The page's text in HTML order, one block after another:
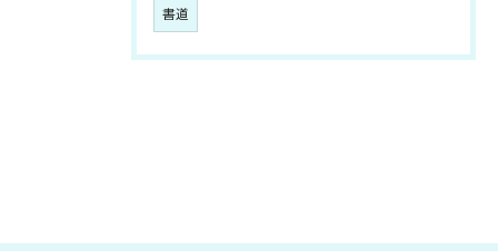
書道